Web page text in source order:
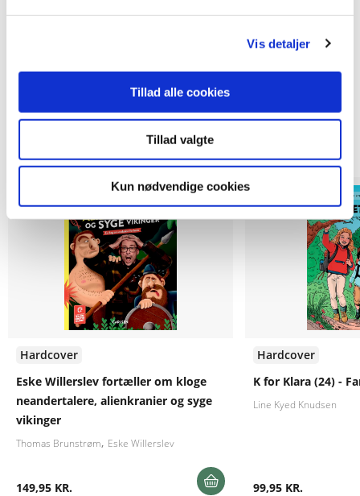
Vis detaljer
Tillad alle cookies
Tillad valgte
Kun nødvendige cookies
Andre har også købt
Hardcover
Eske Willerslev fortæller om kloge
neandertalere, alienkranier og syge
vikinger
Thomas Brunstrøm Eske Willerslev
149,95 KR.
Hardcover
K for Klara (24) -
Line Kyed Knudsen
99,95 KR.